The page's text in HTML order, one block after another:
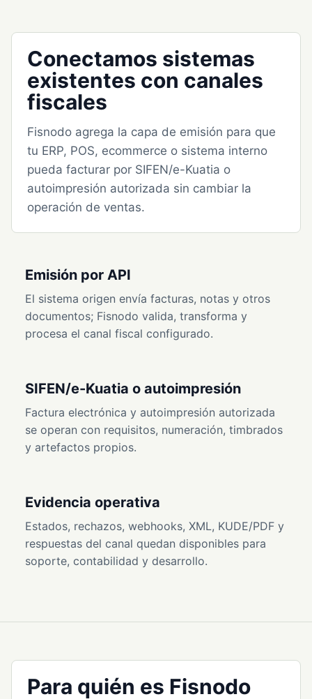
Conectamos sistemas
existentes con canales
fiscales
Fisnodo agrega la capa de emisión para que
tu ERP, POS, ecommerce o sistema interno
pueda facturar por SIFEN/e-Kuatia o
autoimpresión autorizada sin cambiar la
operación de ventas.
Emisión por API
El sistema origen envía facturas, notas y otros
documentos; Fisnodo valida, transforma y
procesa el canal fiscal configurado.
SIFEN/e-Kuatia o autoimpresión
Factura electrónica y autoimpresión autorizada
se operan con requisitos, numeración, timbrados
y artefactos propios.
Evidencia operativa
Estados, rechazos, webhooks, XML, KUDE/PDF y
respuestas del canal quedan disponibles para
soporte, contabilidad y desarrollo.
Para quién es Fisnodo